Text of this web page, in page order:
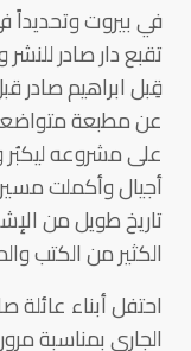
في بيروت وتحديداً
تقبع دار صادر
قِبل ابراهيم صادر
عن مطبعة
على مشروعه ليكبُر
أجيال وأكملت
تاريخ طويل من
الكثير من الكتب
احتفل أبناء عائلة